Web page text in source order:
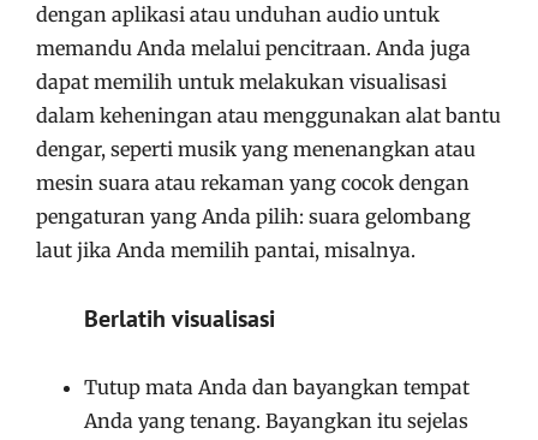
dengan aplikasi atau unduhan audio untuk
memandu Anda melalui pencitraan. Anda juga
dapat memilih untuk melakukan visualisasi
dalam keheningan atau menggunakan alat bantu
dengar, seperti musik yang menenangkan atau
mesin suara atau rekaman yang cocok dengan
pengaturan yang Anda pilih: suara gelombang
laut jika Anda memilih pantai, misalnya.
Berlatih visualisasi
Tutup mata Anda dan bayangkan tempat
Anda yang tenang. Bayangkan itu sejelas